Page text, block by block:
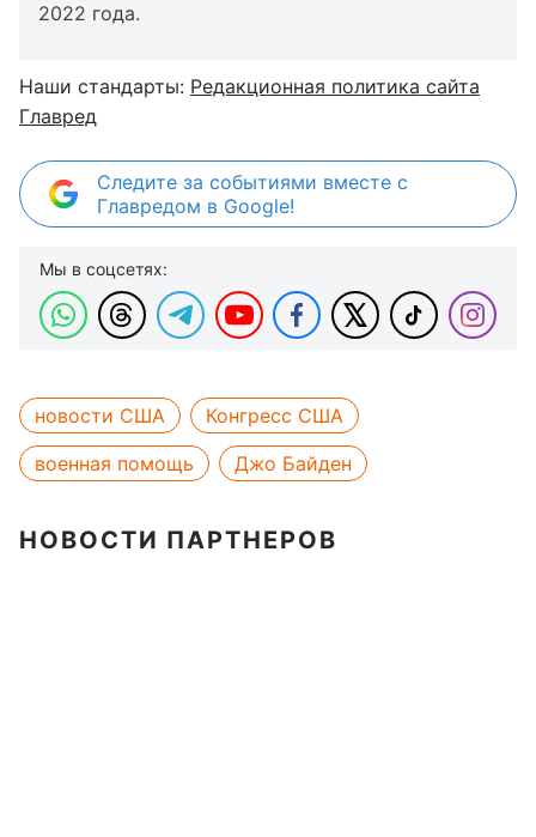
2022 года.
Наши стандарты: Редакционная политика сайта
Главред
Следите за событиями вместе с
Главредом в Google!
Мы в соцсетях:
новости США
Конгресс США
военная помощь
Джо Байден
НОВОСТИ ПАРТНЕРОВ